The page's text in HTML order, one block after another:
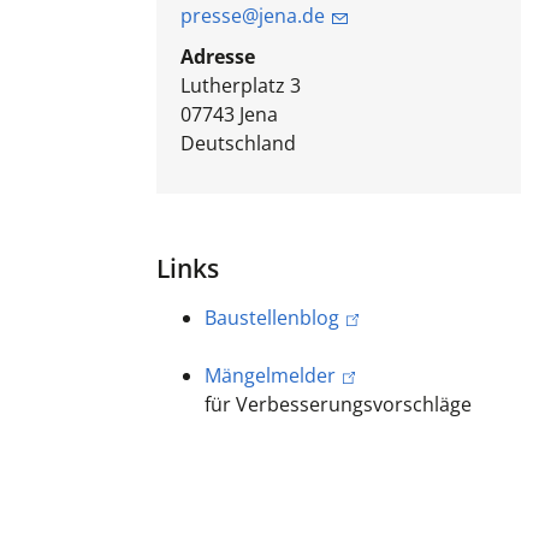
presse@jena.de
Adresse
Lutherplatz 3
07743 Jena
Deutschland
Links
Baustellenblog
Mängelmelder
für Verbesserungsvorschläge